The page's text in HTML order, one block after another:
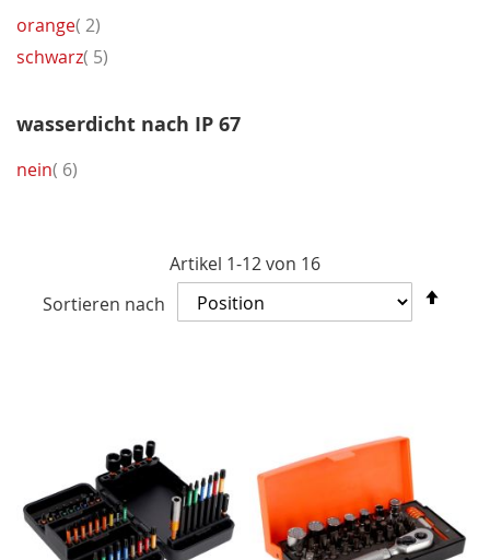
Artikel 1-12von 16
Sortieren nach
orange 2Artikel
schwarz 5Artikel
wasserdicht nach IP 67
nein 6Artikel